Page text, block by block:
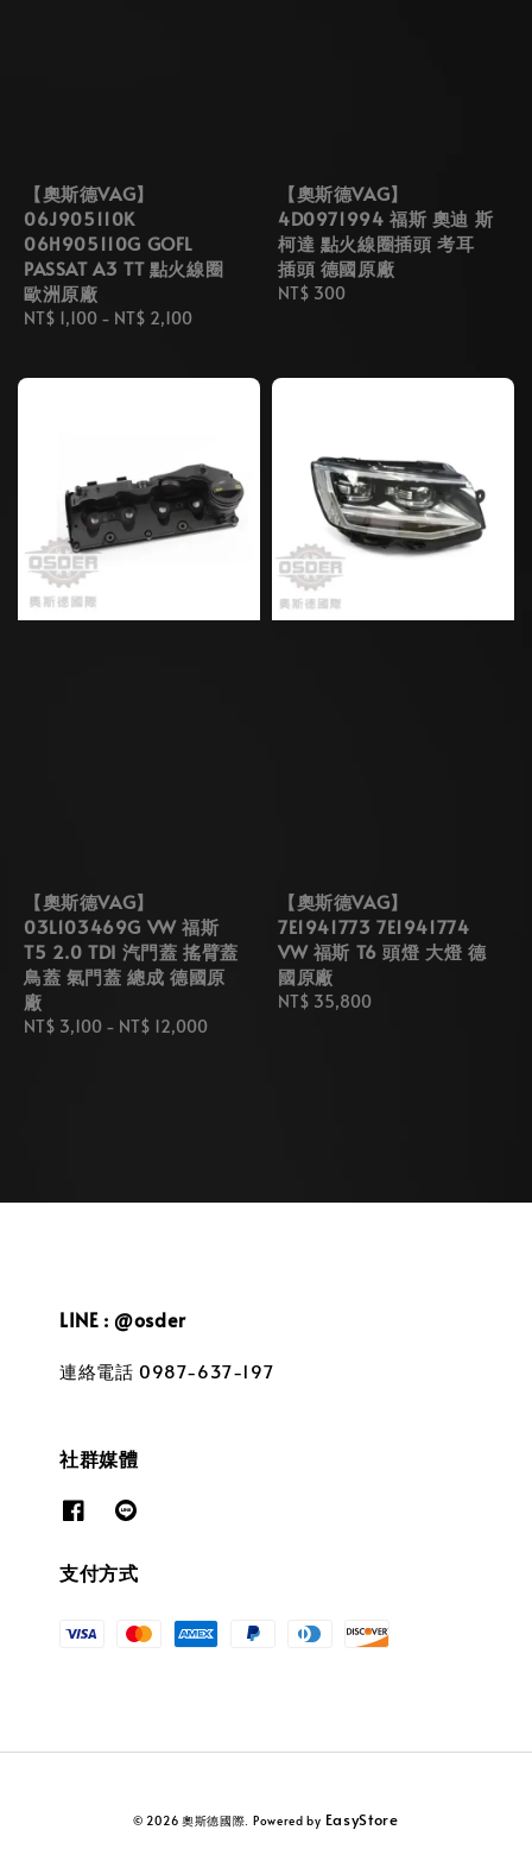
【奧斯德VAG】
06J905110K
06H905110G GOFL
PASSAT A3 TT 點火線圈
歐洲原廠
Regular
NT$ 1,100 - NT$ 2,100
【奧斯德VAG】
4D0971994 福斯 奧迪 斯
柯達 點火線圈插頭 考耳
插頭 德國原廠
Regular
NT$ 300
【奧斯德VAG】
03L103469G VW 福斯
T5 2.0 TDI 汽門蓋 搖臂蓋
鳥蓋 氣門蓋 總成 德國原
廠
Regular
NT$ 3,100 - NT$ 12,000
【奧斯德VAG】
7E1941773 7E1941774
VW 福斯 T6 頭燈 大燈 德
國原廠
Regular
NT$ 35,800
LINE : @osder
連絡電話 0987-637-197
社群媒體
支付方式
© 2026 奧斯德國際. Powered by EasyStore